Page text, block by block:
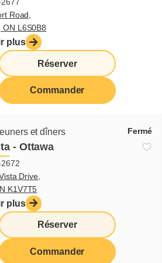
Road,
ON L6S0B8
plus
Réserver
Commander
et dîners Fermé
- Ottawa
Drive,
K1V7T5
plus
Réserver
Commander
me lance-t-elle, n’oubliez pas
». Un troisième candidat a très
téléphonique d’une trentaine de
de préambule, je m’imagine au
mal nulle part, mais ce soupirant
du Grand Montréal, une usine
vendus dans toutes les
: bas de contention,
grenouillères,
orthopédiques ou amovibles,
et corsets de tout acabit. Devrais-
pour le rencontrer plus
pourrais-je faire sa